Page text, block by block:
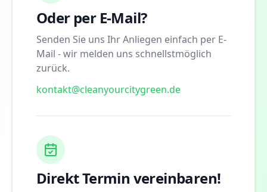
Oder per E-Mail?
Senden Sie uns Ihr Anliegen einfach per E-
Mail - wir melden uns schnellstmöglich
zurück.
kontakt@cleanyourcitygreen.de
Direkt Termin vereinbaren!